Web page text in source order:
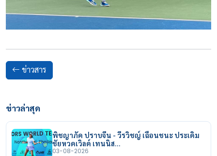
ข่าวสาร
ข่าวล่าสุด
พิชญาภัค ปราบจีน - วีรวิชญ์ เฉือนชนะ ประเดิม
ชัยหวดเวิลด์ เทนนิส…
03-08-2026